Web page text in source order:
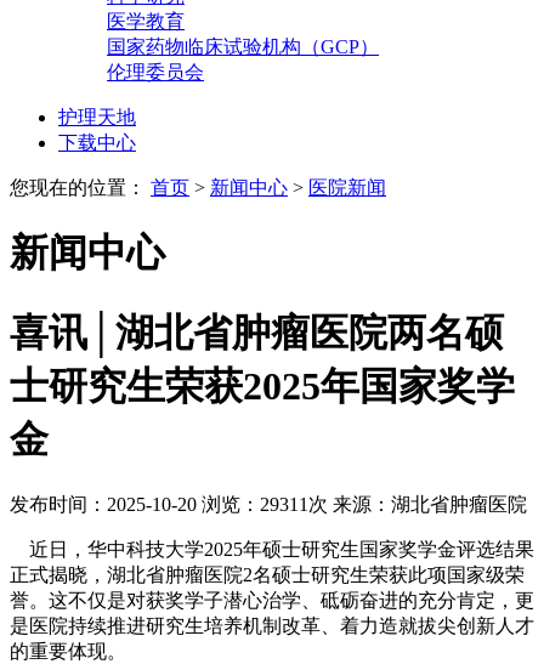
医学教育
国家药物临床试验机构（GCP）
伦理委员会
护理天地
下载中心
您现在的位置： 首页 > 新闻中心 > 医院新闻
新闻中心
喜讯│湖北省肿瘤医院两名硕
士研究生荣获2025年国家奖学
金
发布时间：2025-10-20 浏览：29311次 来源：湖北省肿瘤医院
近日，华中科技大学2025年硕士研究生国家奖学金评选结果
正式揭晓，湖北省肿瘤医院2名硕士研究生荣获此项国家级荣
誉。这不仅是对获奖学子潜心治学、砥砺奋进的充分肯定，更
是医院持续推进研究生培养机制改革、着力造就拔尖创新人才
的重要体现。